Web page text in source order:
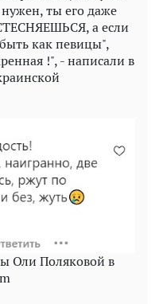
ты его даже
а если
как певицы",
!", - написали в
Оли Поляковой в